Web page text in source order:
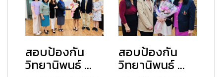
สอบป้องกัน
วิทยานิพนธ์ ...
สอบป้องกัน
วิทยานิพนธ์ ...